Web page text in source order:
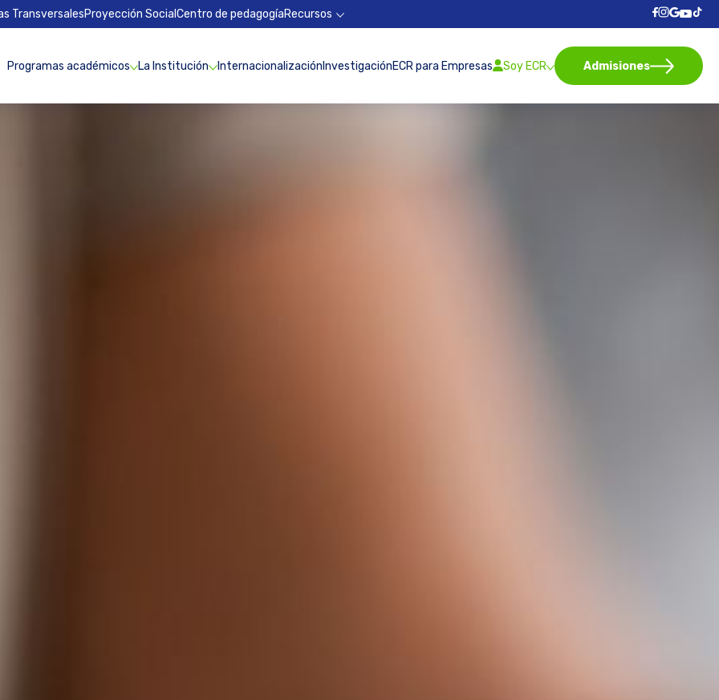
TransversalesProyección Social Centro de pedagogíaRecursos
Programas académicos La Institución Internacionalización InvestigaciónECR para Empresas Soy ECR Admisiones